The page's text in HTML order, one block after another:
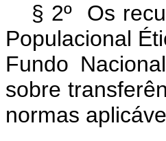
§ 2º Os
Populacional
Fundo
sobre
normas